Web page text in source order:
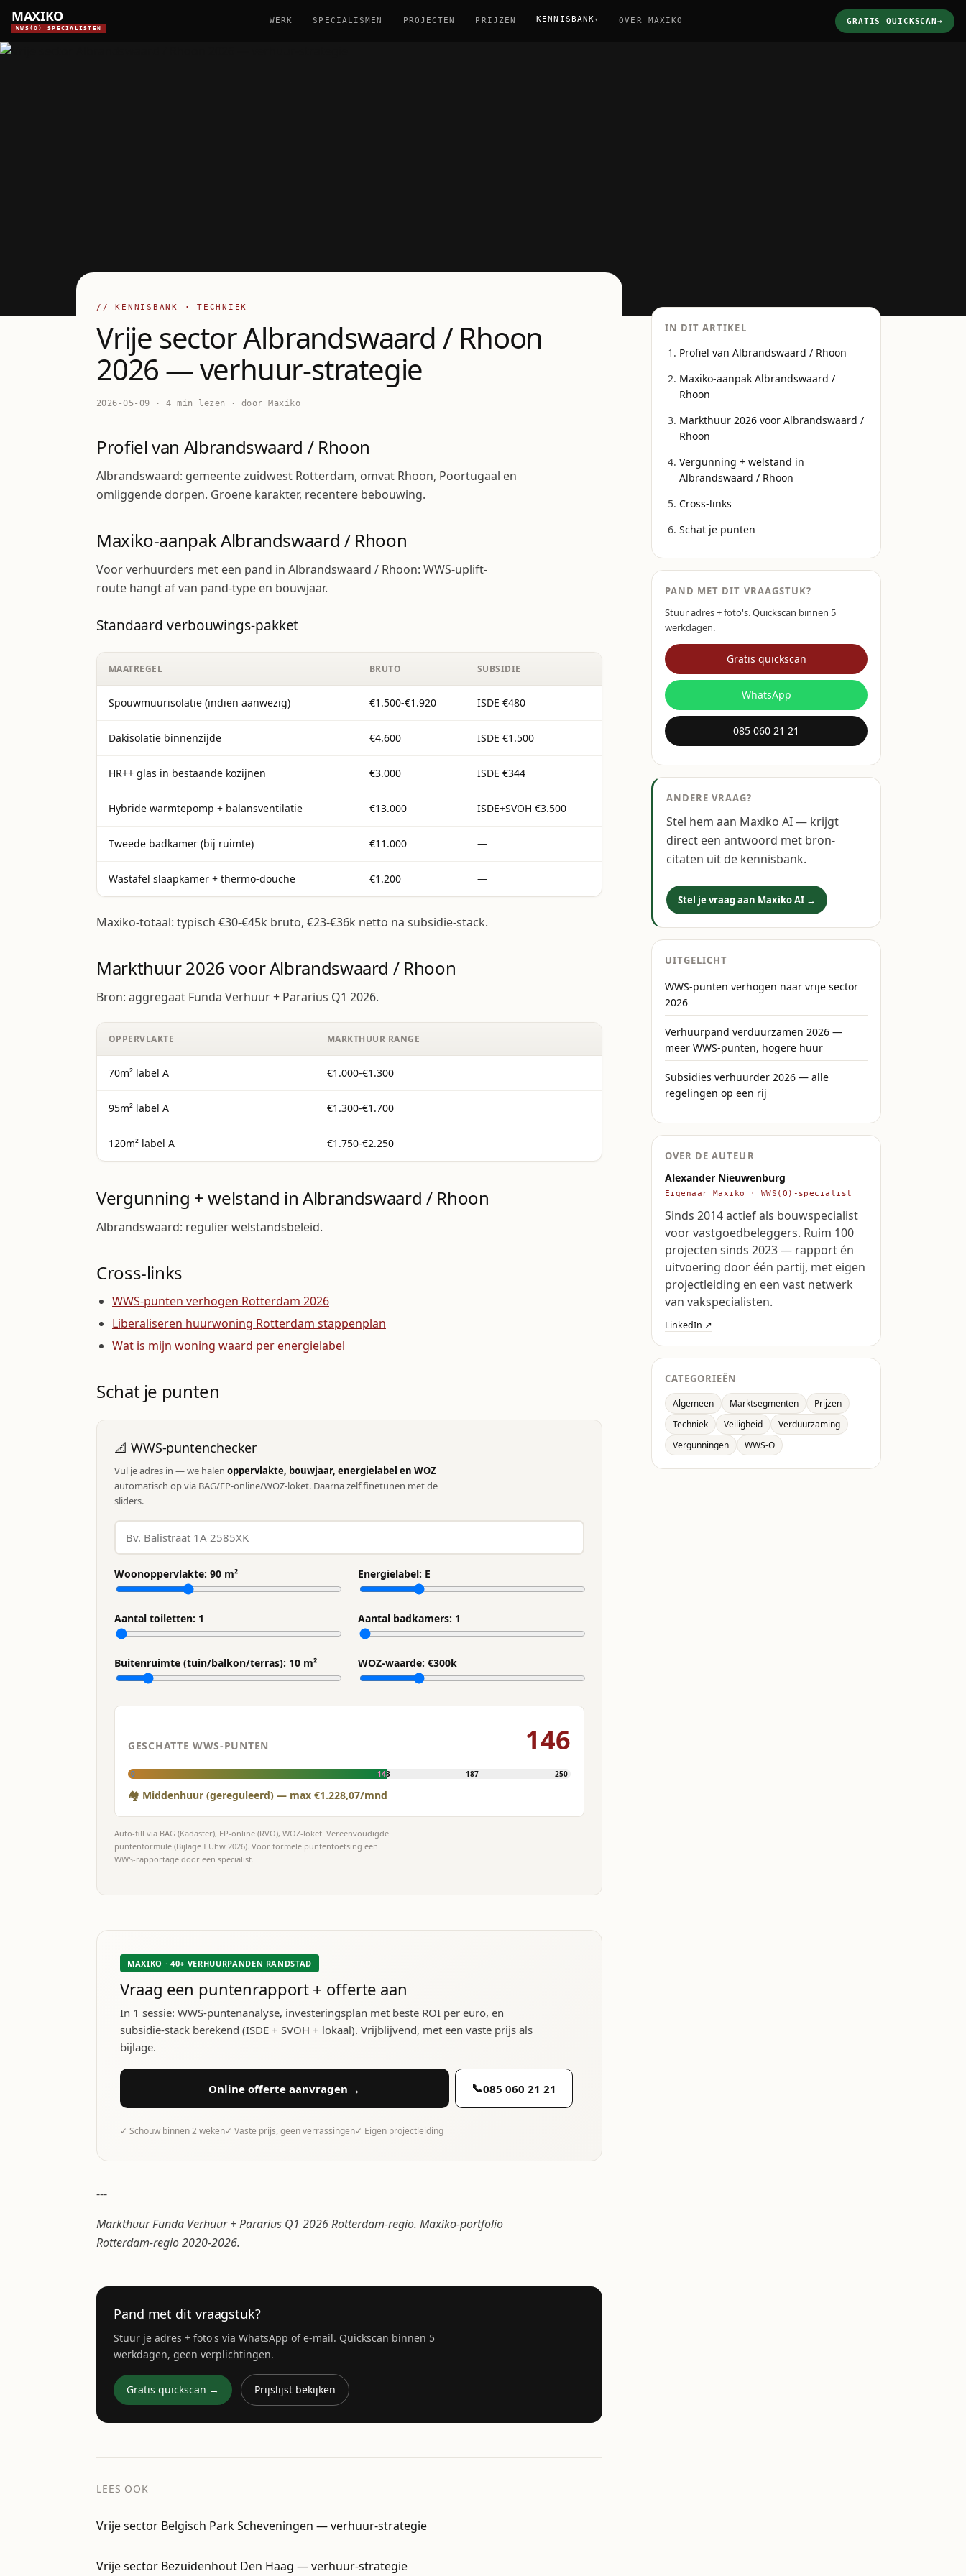
MAXIKO
WWS(O) SPECIALISTEN
WERK SPECIALISMEN PROJECTEN PRIJZEN KENNISBANK ▾ OVER MAXIKO GRATIS QUICKSCAN→
// KENNISBANK · TECHNIEK
Vrije sector Albrandswaard / Rhoon
2026 — verhuur-strategie
2026-05-09 · 4 min lezen · door Maxiko
Profiel van Albrandswaard / Rhoon
Albrandswaard: gemeente zuidwest Rotterdam, omvat Rhoon, Poortugaal en
omliggende dorpen. Groene karakter, recentere bebouwing.
Maxiko-aanpak Albrandswaard / Rhoon
Voor verhuurders met een pand in Albrandswaard / Rhoon: WWS-uplift-
route hangt af van pand-type en bouwjaar.
Standaard verbouwings-pakket
MAATREGEL BRUTO SUBSIDIE
Spouwmuurisolatie (indien aanwezig) €1.500-€1.920 ISDE €480
Dakisolatie binnenzijde €4.600 ISDE €1.500
HR++ glas in bestaande kozijnen €3.000 ISDE €344
Hybride warmtepomp + balansventilatie €13.000 ISDE+SVOH €3.500
Tweede badkamer (bij ruimte) €11.000 —
Wastafel slaapkamer + thermo-douche €1.200 —
Maxiko-totaal: typisch €30-€45k bruto, €23-€36k netto na subsidie-stack.
Markthuur 2026 voor Albrandswaard / Rhoon
Bron: aggregaat Funda Verhuur + Pararius Q1 2026.
OPPERVLAKTE MARKTHUUR RANGE
70m² label A €1.000-€1.300
95m² label A €1.300-€1.700
120m² label A €1.750-€2.250
Vergunning + welstand in Albrandswaard / Rhoon
Albrandswaard: regulier welstandsbeleid.
Cross-links
WWS-punten verhogen Rotterdam 2026
Liberaliseren huurwoning Rotterdam stappenplan
Wat is mijn woning waard per energielabel
Schat je punten
📐 WWS-puntenchecker
Vul je adres in — we halen oppervlakte, bouwjaar, energielabel en WOZ
automatisch op via BAG/EP-online/WOZ-loket. Daarna zelf finetunen met de
sliders.
Woonoppervlakte: 90 m² Energielabel: E
Aantal toiletten: 1 Aantal badkamers: 1
Buitenruimte (tuin/balkon/terras): 10 m² WOZ-waarde: €300k
GESCHATTE WWS-PUNTEN 146
0 143 187 250
🏘 Middenhuur (gereguleerd) — max €1.228,07/mnd
Auto-fill via BAG (Kadaster), EP-online (RVO), WOZ-loket. Vereenvoudigde
puntenformule (Bijlage I Uhw 2026). Voor formele puntentoetsing een
WWS-rapportage door een specialist.
MAXIKO · 40+ VERHUURPANDEN RANDSTAD
Vraag een puntenrapport + offerte aan
In 1 sessie: WWS-puntenanalyse, investeringsplan met beste ROI per euro, en
subsidie-stack berekend (ISDE + SVOH + lokaal). Vrijblijvend, met een vaste prijs als
bijlage.
Online offerte aanvragen → 📞085 060 21 21
✓ Schouw binnen 2 weken✓ Vaste prijs, geen verrassingen✓ Eigen projectleiding
---
Markthuur Funda Verhuur + Pararius Q1 2026 Rotterdam-regio. Maxiko-portfolio
Rotterdam-regio 2020-2026.
Pand met dit vraagstuk?
Stuur je adres + foto's via WhatsApp of e-mail. Quickscan binnen 5
werkdagen, geen verplichtingen.
Gratis quickscan → Prijslijst bekijken
LEES OOK
Vrije sector Belgisch Park Scheveningen — verhuur-strategie
Vrije sector Bezuidenhout Den Haag — verhuur-strategie
IN DIT ARTIKEL
Profiel van Albrandswaard / Rhoon
Maxiko-aanpak Albrandswaard /
Rhoon
Markthuur 2026 voor Albrandswaard /
Rhoon
Vergunning + welstand in
Albrandswaard / Rhoon
Cross-links
Schat je punten
PAND MET DIT VRAAGSTUK?
Stuur adres + foto's. Quickscan binnen 5
werkdagen.
Gratis quickscan
WhatsApp
085 060 21 21
ANDERE VRAAG?
Stel hem aan Maxiko AI — krijgt
direct een antwoord met bron-
citaten uit de kennisbank.
Stel je vraag aan Maxiko AI →
UITGELICHT
WWS-punten verhogen naar vrije sector
2026
Verhuurpand verduurzamen 2026 —
meer WWS-punten, hogere huur
Subsidies verhuurder 2026 — alle
regelingen op een rij
OVER DE AUTEUR
Alexander Nieuwenburg
Eigenaar Maxiko · WWS(O)-specialist
Sinds 2014 actief als bouwspecialist
voor vastgoedbeleggers. Ruim 100
projecten sinds 2023 — rapport én
uitvoering door één partij, met eigen
projectleiding en een vast netwerk
van vakspecialisten.
LinkedIn ↗
CATEGORIEËN
Algemeen Marktsegmenten
Prijzen
Techniek
Veiligheid
Verduurzaming
Vergunningen
WWS-O